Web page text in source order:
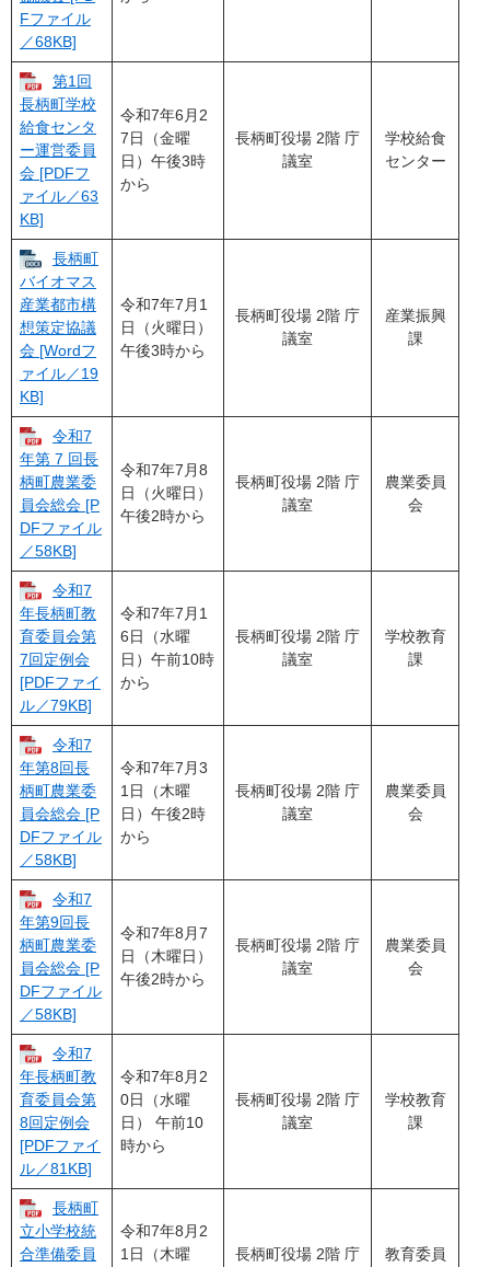
Fファイル
／68KB]
第1回
長柄町学校
給食センタ
ー運営委員
会 [PDFフ
ァイル／63
KB]
令和7年6月2
7日（金曜
日）午後3時
から
長柄町役場 2階 庁
議室
学校給食
センター
長柄町
バイオマス
産業都市構
想策定協議
会 [Wordフ
ァイル／19
KB]
令和7年7月1
日（火曜日）
午後3時から
長柄町役場 2階 庁
議室
産業振興
課
令和7
年第 7 回長
柄町農業委
員会総会 [P
DFファイル
／58KB]
令和7年7月8
日（火曜日）
午後2時から
長柄町役場 2階 庁
議室
農業委員
会
令和7
年長柄町教
育委員会第
7回定例会
[PDFファイ
ル／79KB]
令和7年7月1
6日（水曜
日）午前10時
から
長柄町役場 2階 庁
議室
学校教育
課
令和7
年第8回長
柄町農業委
員会総会 [P
DFファイル
／58KB]
令和7年7月3
1日（木曜
日）午後2時
から
長柄町役場 2階 庁
議室
農業委員
会
令和7
年第9回長
柄町農業委
員会総会 [P
DFファイル
／58KB]
令和7年8月7
日（木曜日）
午後2時から
長柄町役場 2階 庁
議室
農業委員
会
令和7
年長柄町教
育委員会第
8回定例会
[PDFファイ
ル／81KB]
令和7年8月2
0日（水曜
日） 午前10
時から
長柄町役場 2階 庁
議室
学校教育
課
長柄町
立小学校統
合準備委員
令和7年8月2
1日（木曜
長柄町役場 2階 庁
教育委員